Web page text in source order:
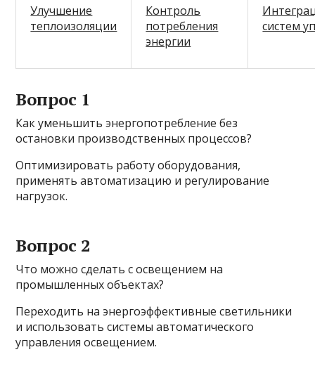
Улучшение
теплоизоляции
Контроль
потребления
энергии
систем
Вопрос 1
Как уменьшить энергопотребление без
остановки производственных процессов?
Оптимизировать работу оборудования,
применять автоматизацию и регулирование
нагрузок.
Вопрос 2
Что можно сделать с освещением на
промышленных объектах?
Переходить на энергоэффективные светильники
и использовать системы автоматического
управления освещением.